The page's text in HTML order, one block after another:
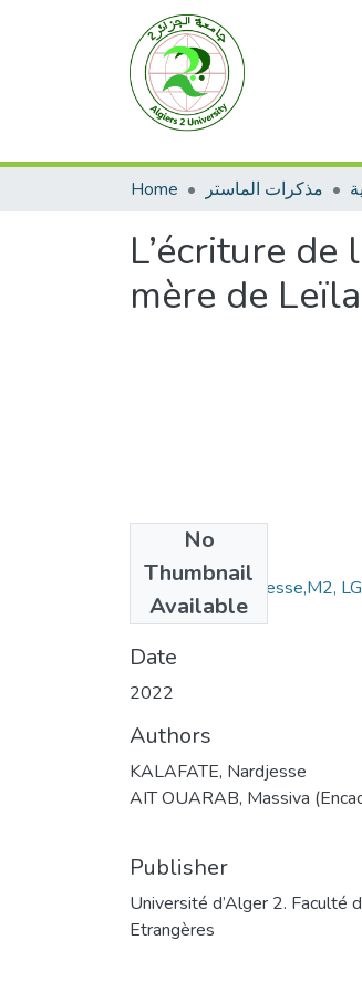
Home مذكرات الماستر
L’écriture
mère de
No
Thumbnail
Available
KALAFATE Nardjesse,M2,
(855.61 KB)
Date
2022
Authors
KALAFATE, Nardjesse
AIT OUARAB, Massiva
Publisher
Université d’Alger 2. Faculté
Etrangères